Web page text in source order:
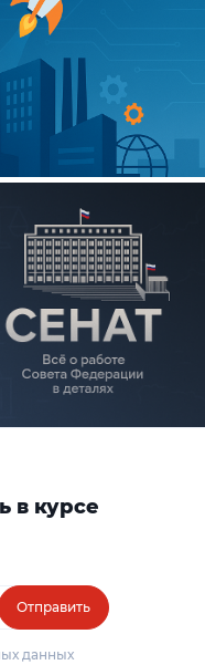
в курсе
Отправить
данных